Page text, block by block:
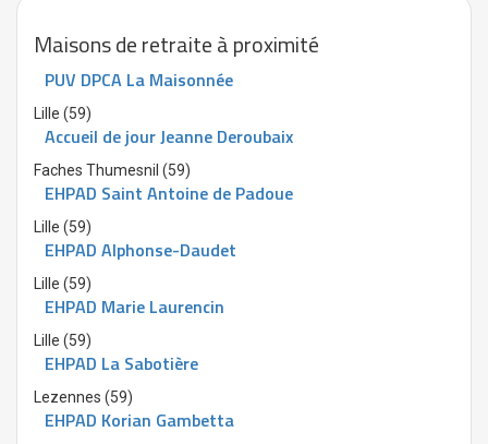
Maisons de retraite à proximité
PUV DPCA La Maisonnée
Lille (59)
Accueil de jour Jeanne Deroubaix
Faches Thumesnil (59)
EHPAD Saint Antoine de Padoue
Lille (59)
EHPAD Alphonse-Daudet
Lille (59)
EHPAD Marie Laurencin
Lille (59)
EHPAD La Sabotière
Lezennes (59)
EHPAD Korian Gambetta